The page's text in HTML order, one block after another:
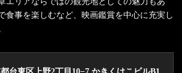
食事を楽しむなど、映画鑑賞を中心に充実し